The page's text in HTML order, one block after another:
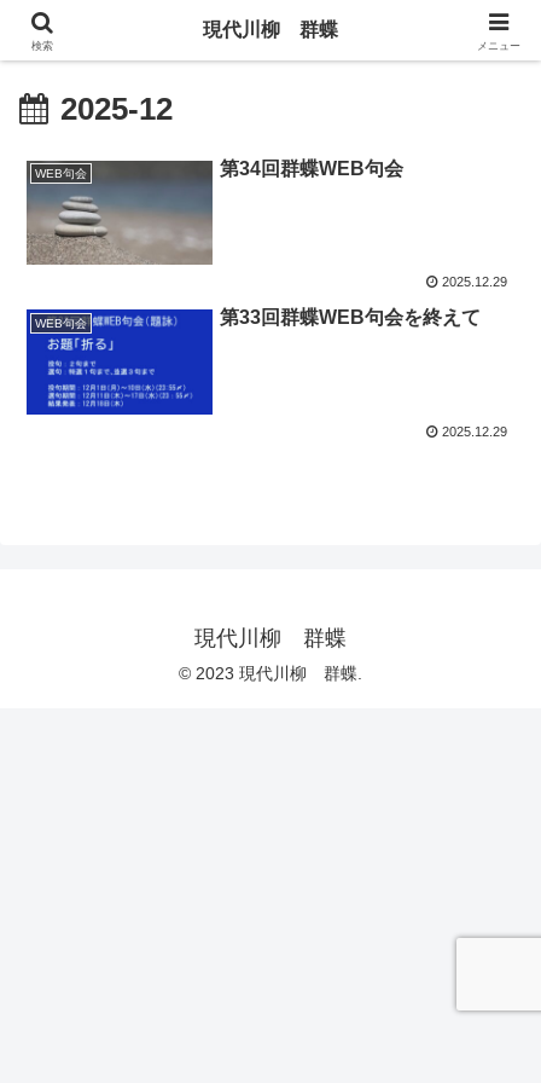
2025-12
WEB句会 第34回群蝶WEB句会
2025.12.29
WEB句会 第33回群蝶WEB句会を終えて
2025.12.29
現代川柳 群蝶
© 2023 現代川柳 群蝶.
検索
現代川柳 群蝶
メニュー